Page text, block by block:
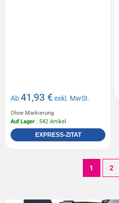
Ab41,93 €exkl. MwSt.
Ohne Markierung
Auf Lager : 542 Artikel
EXPRESS-ZITAT
1 2